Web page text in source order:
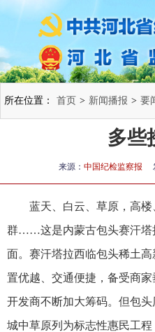
所在位置： 首页 > 新闻播报 > 要
多些
来源： 中国纪检监察报
蓝天、白云、草原，高
群……这是内蒙古包头赛汗塔
面。赛汗塔拉西临包头稀土
置优越、交通便捷，备受商
开发商不断加大筹码。但包
城中草原列为标志性惠民工